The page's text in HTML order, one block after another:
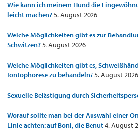
Wie kann ich meinem Hund die
leicht machen?5. August 2026
Welche Möglichkeiten gibt es zur
Schwitzen?5. August 2026
Welche Möglichkeiten gibt es,
Iontophorese zu behandeln?5. August 2026
Sexuelle Belästigung durch
Worauf sollte man bei der Auswahl einer
Linie achten: auf Boni, die Benut4. August